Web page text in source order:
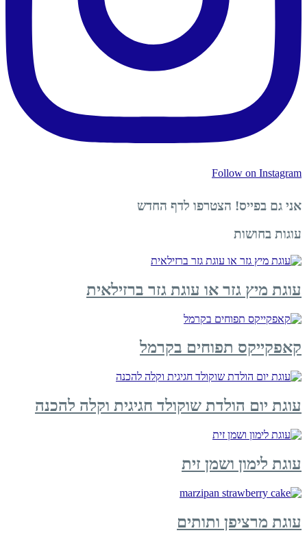
Follow on Instagram
אני גם בפייס! הצטרפו לדף החדש
עוגות בחושות
עוגת מיץ גזר או עוגת גזר ברזילאית
קאפקייקס תפוחים בקרמל
עוגת יום הולדת שוקולד חגיגית וקלה להכנה
עוגת לימון ושמן זית
עוגת מרציפן ותותים